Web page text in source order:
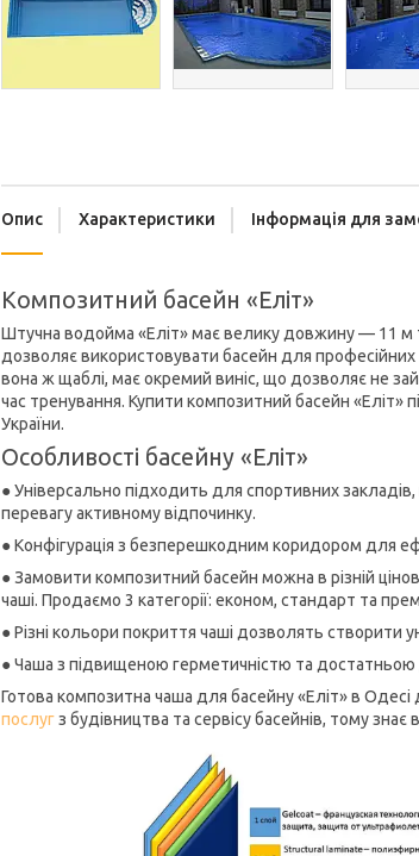
Опис Характеристики Інформація для
Композитний басейн «Еліт»
Штучна водойма «Еліт» має велику довжину — 11
дозволяє використовувати басейн для професійних
вона ж щаблі, має окремий виніс, що дозволяє не
час тренування. Купити композитний басейн «Еліт»
України.
Особливості басейну «Еліт»
● Універсально підходить для спортивних
перевагу активному відпочинку.
● Конфігурація з безперешкодним коридором для
● Замовити композитний басейн можна в різній
чаші. Продаємо 3 категорії: економ, стандарт та
● Різні кольори покриття чаші дозволять створити
● Чаша з підвищеною герметичністю та
Готова композитна чаша для басейну «Еліт» в
послугз будівництва та сервісу басейнів, тому